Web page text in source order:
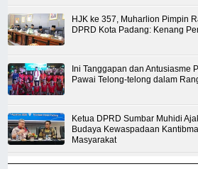
HJK ke 357, Muharlion Pimpin
DPRD Kota Padang: Kenang
Ini Tanggapan dan Antusiasme
Pawai Telong-telong dalam
Ketua DPRD Sumbar Muhidi
Budaya Kewaspadaan
Masyarakat